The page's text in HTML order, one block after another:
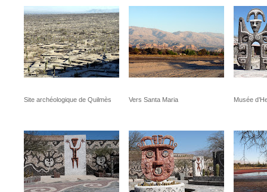
Site archéologique de Quilmès Vers Santa Maria Musée